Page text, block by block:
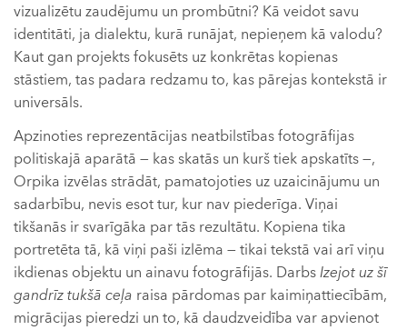
vizualizētu zaudējumu un prombūtni? Kā veidot savu
identitāti, ja dialektu, kurā runājat, nepieņem kā valodu?
Kaut gan projekts fokusēts uz konkrētas kopienas
stāstiem, tas padara redzamu to, kas pārejas kontekstā ir
universāls.
Apzinoties reprezentācijas neatbilstības fotogrāfijas
politiskajā aparātā — kas skatās un kurš tiek apskatīts —,
Orpika izvēlas strādāt, pamatojoties uz uzaicinājumu un
sadarbību, nevis esot tur, kur nav piederīga. Viņai
tikšanās ir svarīgāka par tās rezultātu. Kopiena tika
portretēta tā, kā viņi paši izlēma — tikai tekstā vai arī viņu
ikdienas objektu un ainavu fotogrāfijās. DarbsIzejot uz šī
gandrīz tukšā ceļa raisa pārdomas par kaimiņattiecībām,
migrācijas pieredzi un to, kā daudzveidība var apvienot